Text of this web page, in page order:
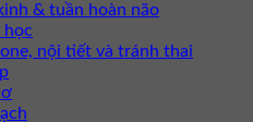
& tuần hoàn não
học
nội tiết và tránh thai